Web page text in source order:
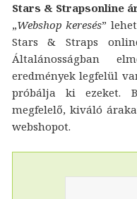
Stars & Strapsonline
„Webshop keresés”
Stars & Straps
Általánosságban
eredmények legfelül
próbálja ki ezeket.
megfelelő, kiváló
webshopot.